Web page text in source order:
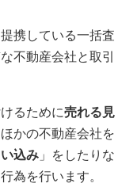
携している一括査
不動産会社と取引
るために売れる見
かの不動産会社を
い込み 」をしたりな
為を行います。